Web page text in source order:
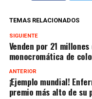
TEMAS RELACIONADOS
SIGUIENTE
Venden por 21
monocromática de
ANTERIOR
¡Ejemplo mundial!
premio más alto de su